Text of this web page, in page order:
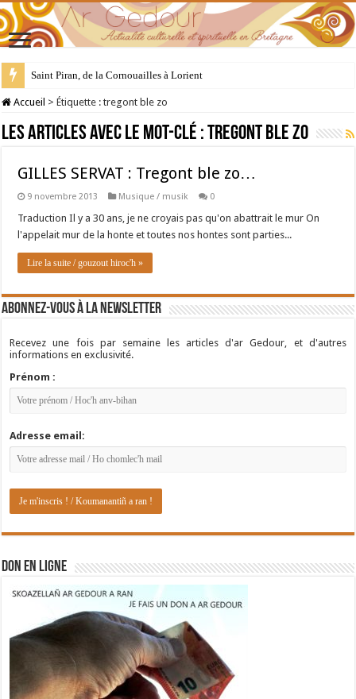
Saint Piran, de la Cornouailles à Lorient
Accueil > Étiquette :tregont ble zo
Les articles avec le mot-clé :tregont ble zo
GILLES SERVAT : Tregont ble zo…
9 novembre 2013 Musique / musik 0
Traduction Il y a 30 ans, je ne croyais pas qu'on abattrait le mur On
l'appelait mur de la honte et toutes nos hontes sont parties...
Lire la suite / gouzout hiroc'h »
Abonnez-vous à la newsletter
Recevez une fois par semaine les articles d'ar Gedour, et d'autres
informations en exclusivité.
Prénom :
Adresse email:
DON EN LIGNE